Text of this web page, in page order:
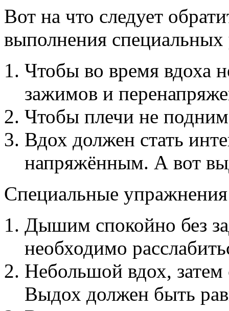
Вот на что следует
выполнения
Чтобы во время вдоха
зажимов и
Чтобы плечи не
Вдох должен стать
напряжённым. А вот
Специальные
Дышим спокойно без
необходимо
Небольшой вдох,
Выдох должен быть